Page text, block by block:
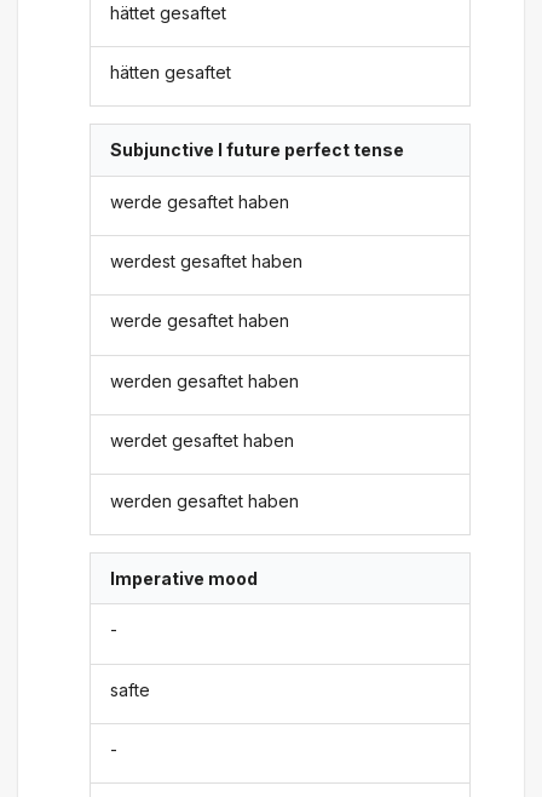
hättet gesaftet
hätten gesaftet
Subjunctive I future perfect tense
werde gesaftet haben
werdest gesaftet haben
werde gesaftet haben
werden gesaftet haben
werdet gesaftet haben
werden gesaftet haben
Imperative mood
-
safte
-